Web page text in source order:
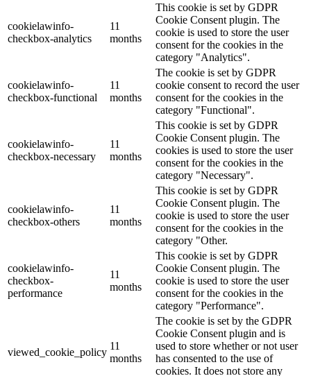
cookielawinfo-
checkbox-analytics
11
months
This cookie is set by GDPR
Cookie Consent plugin. The
cookie is used to store the user
consent for the cookies in the
category "Analytics".
cookielawinfo-
checkbox-functional
11
months
The cookie is set by GDPR
cookie consent to record the user
consent for the cookies in the
category "Functional".
cookielawinfo-
checkbox-necessary
11
months
This cookie is set by GDPR
Cookie Consent plugin. The
cookies is used to store the user
consent for the cookies in the
category "Necessary".
cookielawinfo-
checkbox-others
11
months
This cookie is set by GDPR
Cookie Consent plugin. The
cookie is used to store the user
consent for the cookies in the
category "Other.
cookielawinfo-
checkbox-
performance
11
months
This cookie is set by GDPR
Cookie Consent plugin. The
cookie is used to store the user
consent for the cookies in the
category "Performance".
viewed_cookie_policy
11
months
The cookie is set by the GDPR
Cookie Consent plugin and is
used to store whether or not user
has consented to the use of
cookies. It does not store any